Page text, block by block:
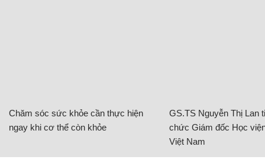
Chăm sóc sức khỏe cần thực hiện
ngay khi cơ thể còn khỏe
GS.TS Nguyễn Thị Lan
chức Giám đốc Học
Việt Nam